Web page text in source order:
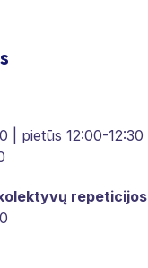
| pietūs 12:00-12:30
repeticijos